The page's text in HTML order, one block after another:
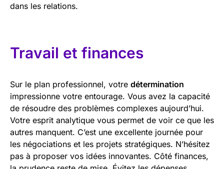
dans les relations.
Travail et finances
Sur le plan professionnel, votre détermination
impressionne votre entourage. Vous avez la capacité
de résoudre des problèmes complexes aujourd’hui.
Votre esprit analytique vous permet de voir ce que les
autres manquent. C’est une excellente journée pour
les négociations et les projets stratégiques. N’hésitez
pas à proposer vos idées innovantes. Côté finances,